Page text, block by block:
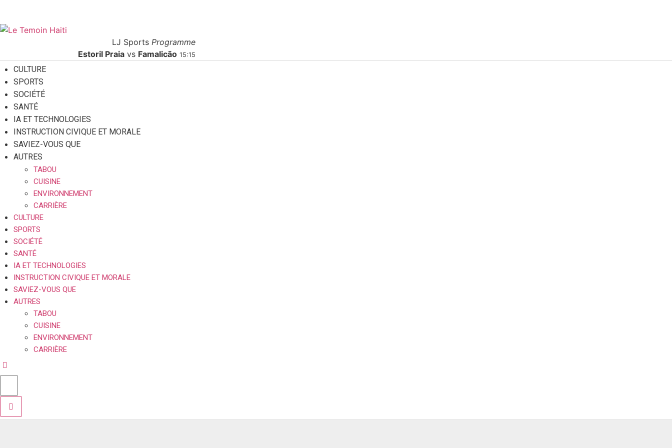
LJ Sports Programme
Estoril Praia vs Famalicão 15:15
CULTURE
SPORTS
SOCIÉTÉ
SANTÉ
IA ET TECHNOLOGIES
INSTRUCTION CIVIQUE ET MORALE
SAVIEZ-VOUS QUE
AUTRES
TABOU
CUISINE
ENVIRONNEMENT
CARRIÈRE
CULTURE
SPORTS
SOCIÉTÉ
SANTÉ
IA ET TECHNOLOGIES
INSTRUCTION CIVIQUE ET MORALE
SAVIEZ-VOUS QUE
AUTRES
TABOU
CUISINE
ENVIRONNEMENT
CARRIÈRE